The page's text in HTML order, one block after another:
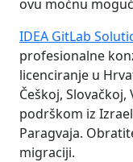
ovu moćnu
IDEA GitLab
profesionalne
licenciranje u
Češkoj,
podrškom iz
Paragvaja.
migraciji.